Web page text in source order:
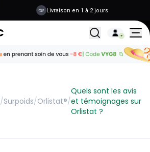
Livraison en 1 à 2 jours
Données sécurisées
Tous les
/Surpoids/Orlistat®/
Quels sont les avis
et témoignages sur
Orlistat ?